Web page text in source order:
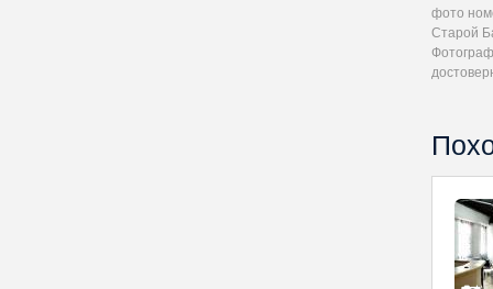
фото
Старой